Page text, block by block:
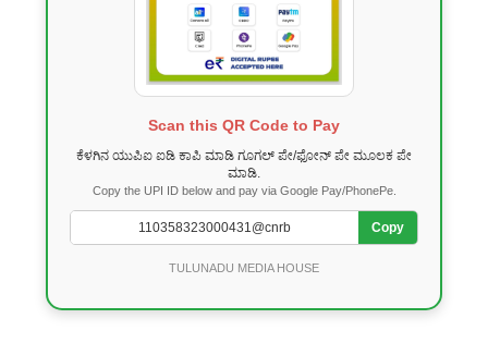
Scan this QR Code to Pay
ಕೆಳಗಿನ ಯುಪಿಐ ಐಡಿ ಕಾಪಿ ಮಾಡಿ ಗೂಗಲ್ ಪೇ/ಫೋನ್ ಪೇ ಮೂಲಕ ಪೇ
ಮಾಡಿ.
Copy the UPI ID below and pay via Google Pay/PhonePe.
Copy
TULUNADU MEDIA HOUSE